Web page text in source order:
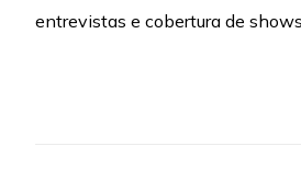
entrevistas e cobertura de